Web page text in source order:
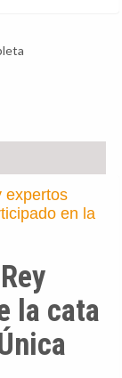
expertos
en la
la cata